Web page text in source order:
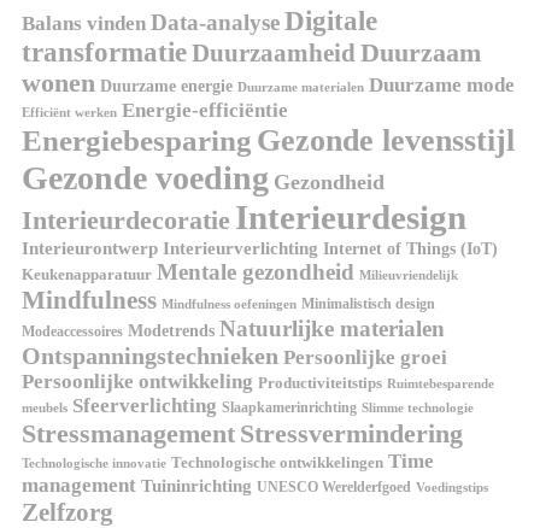
Balans vinden Data-analyseDigitale
transformatieDuurzaamheid Duurzaam
wonen Duurzame energie Duurzame materialen Duurzame mode
Efficiënt werken Energie-efficiëntie
Energiebesparing Gezonde levensstijl
Gezonde voeding Gezondheid
Interieurdecoratie Interieurdesign
Interieurontwerp Interieurverlichting Internet of Things (IoT)
Keukenapparatuur Mentale gezondheid Milieuvriendelijk
Mindfulness Mindfulness oefeningen Minimalistisch design
Modeaccessoires Modetrends Natuurlijke materialen
Ontspanningstechnieken Persoonlijke groei
Persoonlijke ontwikkeling Productiviteitstips Ruimtebesparende
meubels Sfeerverlichting Slaapkamerinrichting Slimme technologie
Stressmanagement Stressvermindering
Technologische innovatie Technologische ontwikkelingen Time
management Tuininrichting UNESCO Werelderfgoed Voedingstips
Zelfzorg